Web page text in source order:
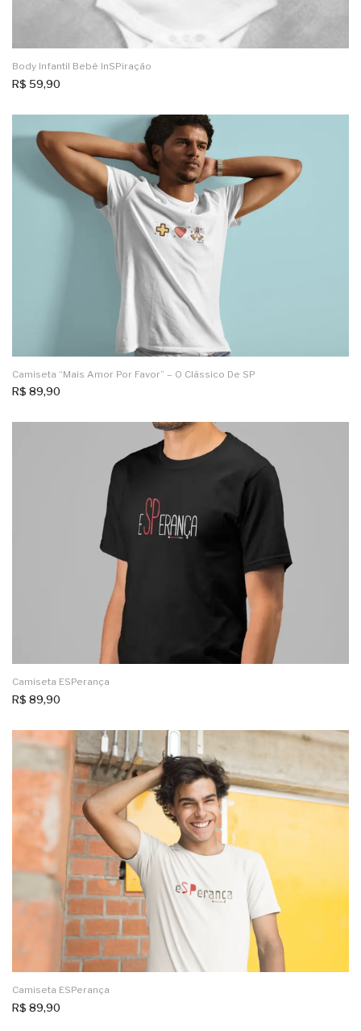
Body Infantil Bebê InSPiração
R$ 59,90
Camiseta “Mais Amor Por Favor” – O Clássico De SP
R$ 89,90
Camiseta ESPerança
R$ 89,90
Camiseta ESPerança
R$ 89,90